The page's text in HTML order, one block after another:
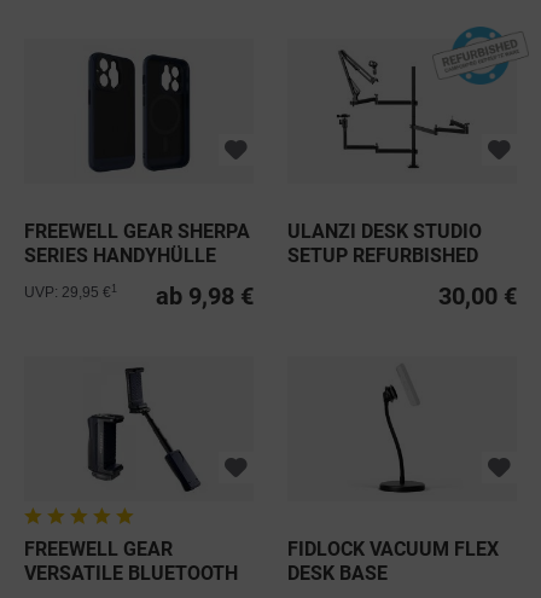
FREEWELL GEAR SHERPA
SERIES HANDYHÜLLE
FÜR IPHONE
ab 9,98 €
UVP: 29,95 €
ULANZI DESK STUDIO
SETUP REFURBISHED
30,00 €
FREEWELL GEAR
VERSATILE BLUETOOTH
FIDLOCK VACUUM FLEX
DESK BASE